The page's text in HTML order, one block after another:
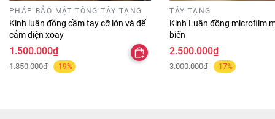
PHÁP BẢO MẬT TÔNG TÂY TẠNG
Kinh luân đồng cầm tay cỡ lớn và đế
cắm điện xoay
1.500.000₫
1.850.000₫ -19%
TÂY TẠNG
Kinh Luân đồng microfilm
biến
2.500.000₫
3.000.000₫ -17%